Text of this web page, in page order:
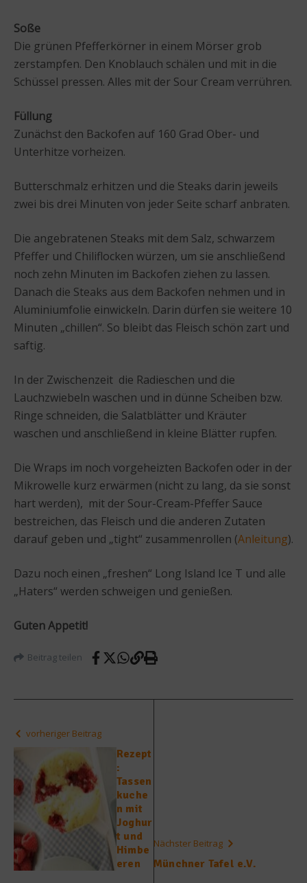
Soße
Die grünen Pfefferkörner in einem Mörser grob
zerstampfen. Den Knoblauch schälen und mit in die
Schüssel pressen. Alles mit der Sour Cream verrühren.
Füllung
Zunächst den Backofen auf 160 Grad Ober- und
Unterhitze vorheizen.
Butterschmalz erhitzen und die Steaks darin jeweils
zwei bis drei Minuten von jeder Seite scharf anbraten.
Die angebratenen Steaks mit dem Salz, schwarzem
Pfeffer und Chiliflocken würzen, um sie anschließend
noch zehn Minuten im Backofen ziehen zu lassen.
Danach die Steaks aus dem Backofen nehmen und in
Aluminiumfolie einwickeln. Darin dürfen sie weitere 10
Minuten „chillen“. So bleibt das Fleisch schön zart und
saftig.
In der Zwischenzeit die Radieschen und die
Lauchzwiebeln waschen und in dünne Scheiben bzw.
Ringe schneiden, die Salatblätter und Kräuter
waschen und anschließend in kleine Blätter rupfen.
Die Wraps im noch vorgeheizten Backofen oder in der
Mikrowelle kurz erwärmen (nicht zu lang, da sie sonst
hart werden), mit der Sour-Cream-Pfeffer Sauce
bestreichen, das Fleisch und die anderen Zutaten
darauf geben und „tight“ zusammenrollen (Anleitung).
Dazu noch einen „freshen“ Long Island Ice T und alle
„Haters“ werden schweigen und genießen.
Guten Appetit!
Beitrag teilen
vorheriger Beitrag
Rezept
:
Tassen
kuche
n mit
Joghur
t und
Himbe
eren
Nächster Beitrag
Münchner Tafel e.V.